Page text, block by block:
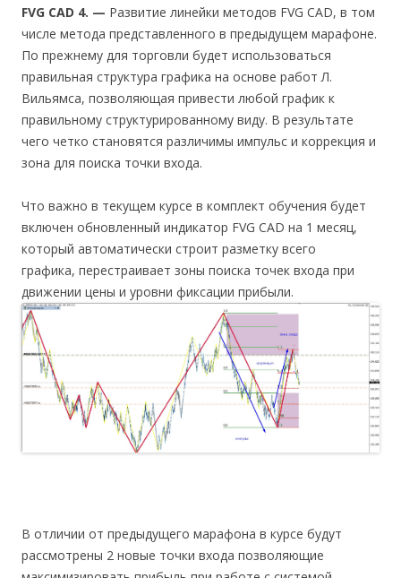
FVG CAD 4. — Развитие линейки методов FVG CAD, в том
числе метода представленного в предыдущем марафоне.
По прежнему для торговли будет использоваться
правильная структура графика на основе работ Л.
Вильямса, позволяющая привести любой график к
правильному структурированному виду. В результате
чего четко становятся различимы импульс и коррекция и
зона для поиска точки входа.
Что важно в текущем курсе в комплект обучения будет
включен обновленный индикатор FVG CAD на 1 месяц,
который автоматически строит разметку всего
графика, перестраивает зоны поиска точек входа при
движении цены и уровни фиксации прибыли.
В отличии от предыдущего марафона в курсе будут
рассмотрены 2 новые точки входа позволяющие